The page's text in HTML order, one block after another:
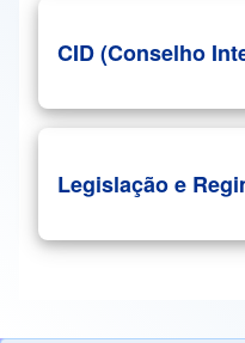
CID (Conselho
Legislação e